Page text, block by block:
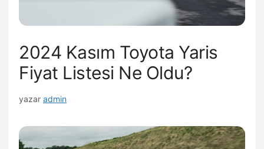
2024 Kasım Toyota Yaris
Fiyat Listesi Ne Oldu?
yazar admin